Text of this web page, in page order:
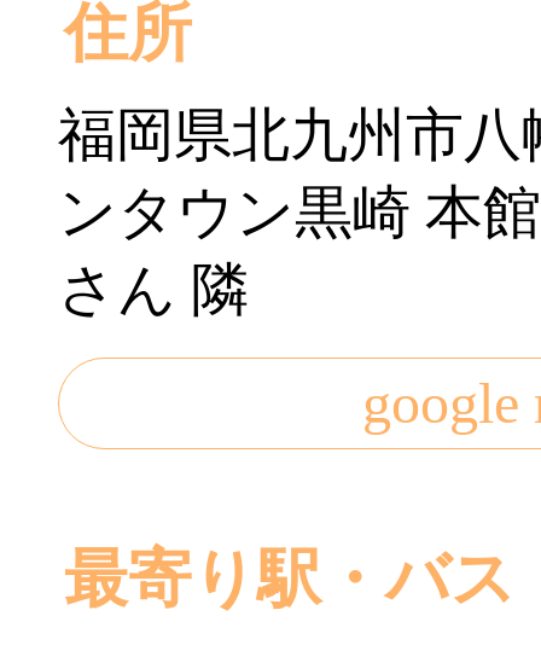
住所
福岡県北九州市
ンタウン黒崎 本
さん 隣
最寄り駅・バス